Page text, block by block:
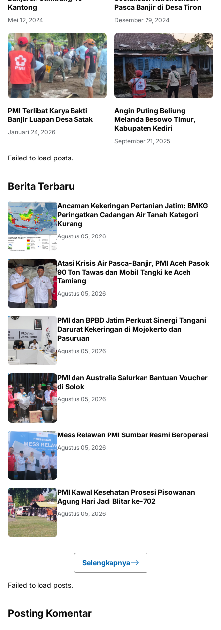
Kantong
Mei 12, 2024
Pasca Banjir di Desa Tiron
Desember 29, 2024
PMI Terlibat Karya Bakti
Banjir Luapan Desa Satak
Januari 24, 2026
Angin Puting Beliung
Melanda Besowo Timur,
Kabupaten Kediri
September 21, 2025
Failed to load posts.
Berita Terbaru
BMKG
Ancaman Kekeringan Pertanian Jatim: BMKG
Peringatkan Cadangan Air Tanah Kategori
Kurang
Agustus 05, 2026
ACEH
Atasi Krisis Air Pasca-Banjir, PMI Aceh Pasok
90 Ton Tawas dan Mobil Tangki ke Aceh
Tamiang
Agustus 05, 2026
JATIM
PMI dan BPBD Jatim Perkuat Sinergi Tangani
Darurat Kekeringan di Mojokerto dan
Pasuruan
Agustus 05, 2026
DFAT
PMI dan Australia Salurkan Bantuan Voucher
di Solok
Agustus 05, 2026
LINTAS86 Mess Relawan PMI Sumbar Resmi Beroperasi
Agustus 05, 2026
BLITAR
PMI Kawal Kesehatan Prosesi Pisowanan
Agung Hari Jadi Blitar ke-702
Agustus 05, 2026
Selengkapnya
Failed to load posts.
Posting Komentar